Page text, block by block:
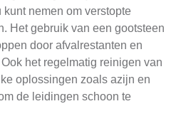
nemen om verstopte
Het gebruik van een gootsteen
door afvalrestanten en
het regelmatig reinigen van
oplossingen zoals azijn en
de leidingen schoon te